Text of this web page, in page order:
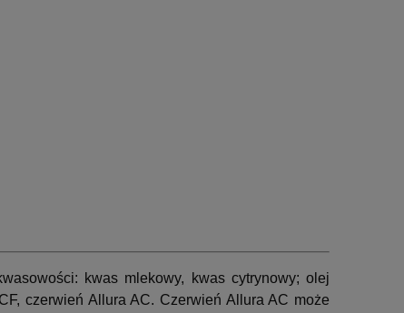
kwas mlekowy, kwas cytrynowy; olej
czerwień Allura AC. Czerwień Allura AC może